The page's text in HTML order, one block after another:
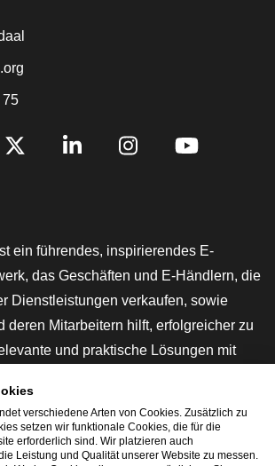
75
ein führendes, inspirierendes E-
das Geschäften und E-Händlern, die
Dienstleistungen verkaufen, sowie
deren Mitarbeitern hilft, erfolgreicher zu
und praktische Lösungen mit
und Beratung,
Marktforschung und verfügen über
die Thuiswinkel e-
verschiedene Arten von Cookies. Zusätzlich zu
setzen wir funktionale Cookies, die für die
erforderlich sind. Wir platzieren auch
Leistung und Qualität unserer Website zu messen.